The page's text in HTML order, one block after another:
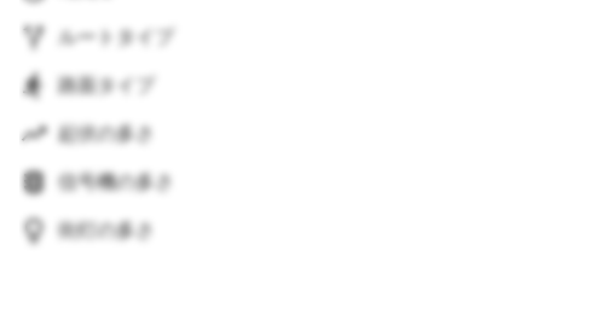
ルートタイプ
路面タイプ
起伏の多さ
信号機の多さ
街灯の多さ